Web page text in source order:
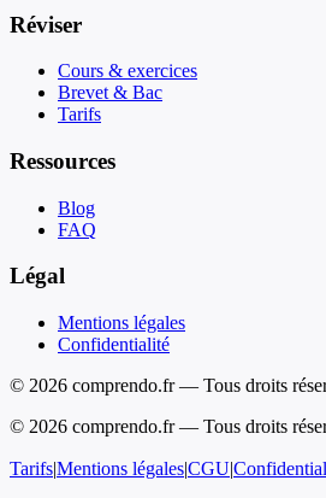
Réviser
Cours & exercices
Brevet & Bac
Tarifs
Ressources
Blog
FAQ
Légal
Mentions légales
Confidentialité
© 2026 comprendo.fr — Tous droits
© 2026 comprendo.fr — Tous droits
Tarifs|Mentions légales|CGU|